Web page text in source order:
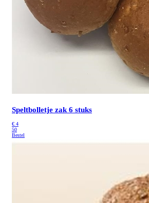
Speltbolletje zak 6 stuks
€ 4
50
Bestel